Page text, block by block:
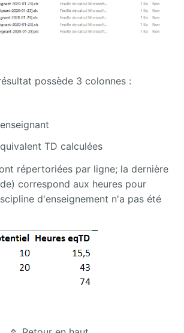
possède 3 colonnes :
TD calculées
répertoriées par ligne; la dernière
correspond aux heures pour
d'enseignement n'a pas été